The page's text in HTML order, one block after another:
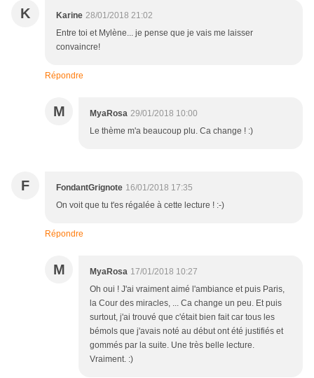
K Karine 28/01/2018 21:02
Entre toi et Mylène... je pense que je vais me laisser
convaincre!
Répondre
M MyaRosa 29/01/2018 10:00
Le thème m'a beaucoup plu. Ca change ! :)
F FondantGrignote 16/01/2018 17:35
On voit que tu t'es régalée à cette lecture ! :-)
Répondre
M MyaRosa 17/01/2018 10:27
Oh oui ! J'ai vraiment aimé l'ambiance et puis Paris,
la Cour des miracles, ... Ca change un peu. Et puis
surtout, j'ai trouvé que c'était bien fait car tous les
bémols que j'avais noté au début ont été justifiés et
gommés par la suite. Une très belle lecture.
Vraiment. :)